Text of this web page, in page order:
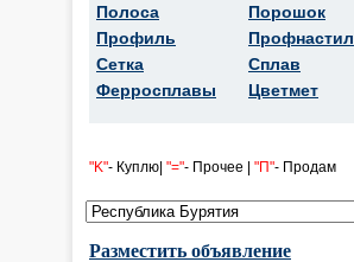
Полоса
Профиль
Сетка
Ферросплавы
Порошок
Профнастил
Сплав
Цветмет
"K"- Куплю| "="- Прочее | "П"- Продам
Разместить объявление